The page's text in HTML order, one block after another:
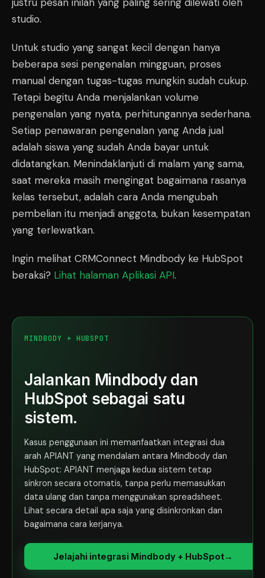
studio.
Untuk studio yang sangat kecil dengan hanya
beberapa sesi pengenalan mingguan, proses
manual dengan tugas-tugas mungkin sudah cukup.
Tetapi begitu Anda menjalankan volume
pengenalan yang nyata, perhitungannya sederhana.
Setiap penawaran pengenalan yang Anda jual
adalah siswa yang sudah Anda bayar untuk
didatangkan. Menindaklanjuti di malam yang sama,
saat mereka masih mengingat bagaimana rasanya
kelas tersebut, adalah cara Anda mengubah
pembelian itu menjadi anggota, bukan kesempatan
yang terlewatkan.
Ingin melihat CRMConnect Mindbody ke HubSpot
beraksi? Lihat halaman Aplikasi API.
MINDBODY + HUBSPOT
Jalankan Mindbody dan
HubSpot sebagai satu
sistem.
Kasus penggunaan ini memanfaatkan integrasi dua
arah APIANT yang mendalam antara Mindbody dan
HubSpot: APIANT menjaga kedua sistem tetap
sinkron secara otomatis, tanpa perlu memasukkan
data ulang dan tanpa menggunakan spreadsheet.
Lihat secara detail apa saja yang disinkronkan dan
bagaimana cara kerjanya.
Jelajahi integrasi Mindbody + HubSpot→